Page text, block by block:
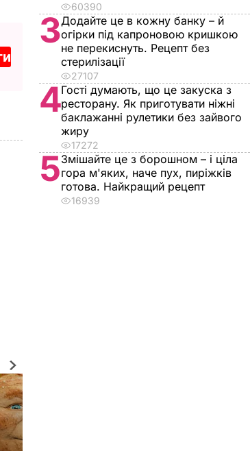
60390
3Додайте це в кожну банку – й
огірки під капроновою кришкою
не перекиснуть. Рецепт без
стерилізації
27107
4Гості думають, що це закуска з
ресторану. Як приготувати ніжні
баклажанні рулетики без зайвого
жиру
17272
5Змішайте це з борошном – і ціла
гора м'яких, наче пух, пиріжків
готова. Найкращий рецепт
16939